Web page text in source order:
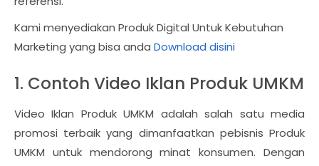
Kami menyediakan Produk Digital Untuk Kebutuhan
Marketing yang bisa anda Download disini
1. Contoh Video Iklan Produk UMKM
Video Iklan Produk UMKM adalah salah satu media
promosi terbaik yang dimanfaatkan pebisnis Produk
UMKM untuk mendorong minat konsumen. Dengan